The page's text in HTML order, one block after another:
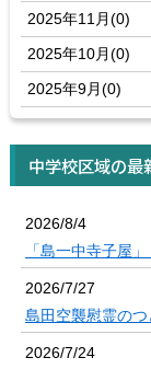
2025年11月(0)
2025年10月(0)
2025年9月(0)
中学校区域の最
2026/8/4
「島一中寺子屋
2026/7/27
島田空襲慰霊のつ
2026/7/24